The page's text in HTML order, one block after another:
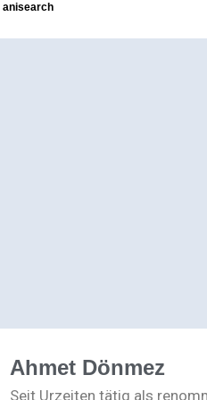
anisearch
Ahmet Dönmez
Seit Urzeiten tätig als